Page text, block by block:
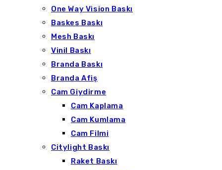
One Way Vision Baskı
Baskes Baskı
Mesh Baskı
Vinil Baskı
Branda Baskı
Branda Afiş
Cam Giydirme
Cam Kaplama
Cam Kumlama
Cam Filmi
Citylight Baskı
Raket Baskı